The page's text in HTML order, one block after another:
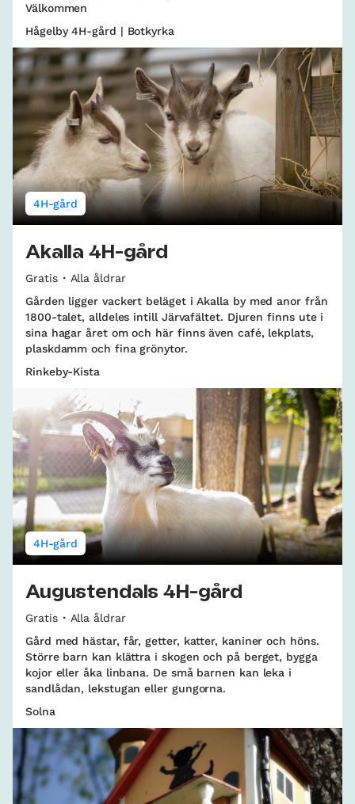
Välkommen
Hågelby 4H-gård | Botkyrka
4H-gård
Akalla 4H-gård
Gratis
Alla åldrar
Gården ligger vackert beläget i Akalla by med anor från
1800-talet, alldeles intill Järvafältet. Djuren finns ute i
sina hagar året om och här finns även café, lekplats,
plaskdamm och fina grönytor.
Rinkeby-Kista
4H-gård
Augustendals 4H-gård
Gratis
Alla åldrar
Gård med hästar, får, getter, katter, kaniner och höns.
Större barn kan klättra i skogen och på berget, bygga
kojor eller åka linbana. De små barnen kan leka i
sandlådan, lekstugan eller gungorna.
Solna